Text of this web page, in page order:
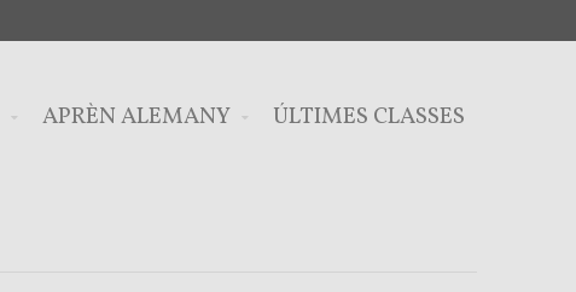
APRÈN ALEMANY ÚLTIMES CLASSES